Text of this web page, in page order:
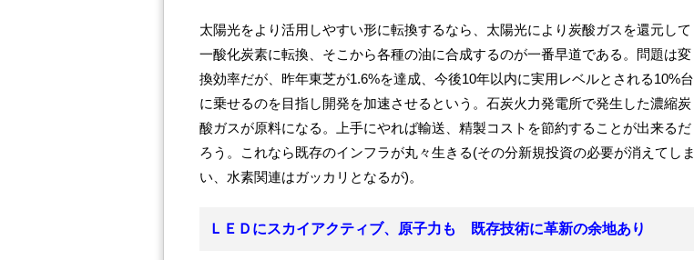
太陽光をより活用しやすい形に転換するなら、太陽光により炭酸ガスを還元して
一酸化炭素に転換、そこから各種の油に合成するのが一番早道である。問題は変
換効率だが、昨年東芝が1.6%を達成、今後10年以内に実用レベルとされる10%台
に乗せるのを目指し開発を加速させるという。石炭火力発電所で発生した濃縮炭
酸ガスが原料になる。上手にやれば輸送、精製コストを節約することが出来るだ
ろう。これなら既存のインフラが丸々生きる(その分新規投資の必要が消えてしま
い、水素関連はガッカリとなるが)。
ＬＥＤにスカイアクティブ、原子力も 既存技術に革新の余地あり